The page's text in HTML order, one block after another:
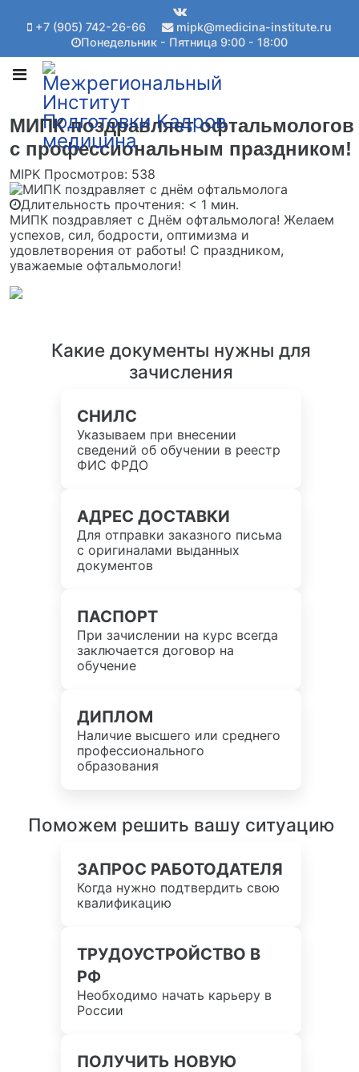
+7 (905) 742-26-66
mipk@medicina-institute.ru
Понедельник - Пятница 9:00 - 18:00
МИПК поздравляет офтальмологов
с профессиональным праздником!
MIPK Просмотров: 538
Длительность прочтения: < 1 мин.
МИПК поздравляет с Днём офтальмолога! Желаем
успехов, сил, бодрости, оптимизма и
удовлетворения от работы! С праздником,
уважаемые офтальмологи!
Какие документы нужны для
зачисления
СНИЛС
Указываем при внесении
сведений об обучении в реестр
ФИС ФРДО
АДРЕС ДОСТАВКИ
Для отправки заказного письма
с оригиналами выданных
документов
ПАСПОРТ
При зачислении на курс всегда
заключается договор на
обучение
ДИПЛОМ
Наличие высшего или среднего
профессионального
образования
Поможем решить вашу ситуацию
ЗАПРОС РАБОТОДАТЕЛЯ
Когда нужно подтвердить свою
квалификацию
ТРУДОУСТРОЙСТВО В
РФ
Необходимо начать карьеру в
России
ПОЛУЧИТЬ НОВУЮ